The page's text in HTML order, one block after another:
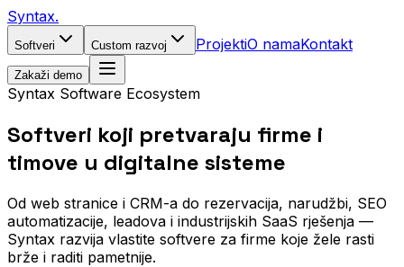
Syntax.
Softveri Custom razvoj ProjektiO namaKontakt
Zakaži demo
Syntax Software Ecosystem
Softveri koji pretvaraju firme i
timove u digitalne sisteme
Od web stranice i CRM-a do rezervacija, narudžbi, SEO
automatizacije, leadova i industrijskih SaaS rješenja —
Syntax razvija vlastite softvere za firme koje žele rasti
brže i raditi pametnije.